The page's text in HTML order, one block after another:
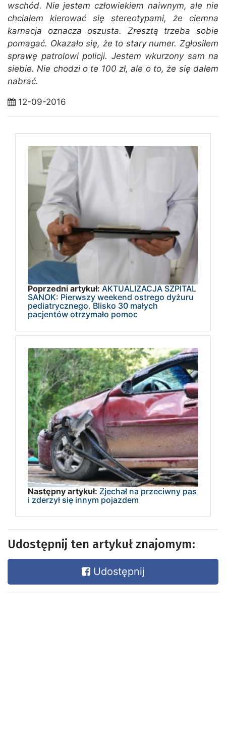
wschód. Nie jestem człowiekiem naiwnym, ale nie
chciałem kierować się stereotypami, że ciemna
karnacja oznacza oszusta. Zresztą trzeba sobie
pomagać. Okazało się, że to stary numer. Zgłosiłem
sprawę patrolowi policji. Jestem wkurzony sam na
siebie. Nie chodzi o te 100 zł, ale o to, że się dałem
nabrać.
12-09-2016
Poprzedni artykuł: AKTUALIZACJA SZPITAL
SANOK: Pierwszy weekend ostrego dyżuru
pediatrycznego. Blisko 30 małych
pacjentów otrzymało pomoc
Następny artykuł: Zjechał na przeciwny pas
i zderzył się innym pojazdem
Udostępnij ten artykuł znajomym:
Udostępnij